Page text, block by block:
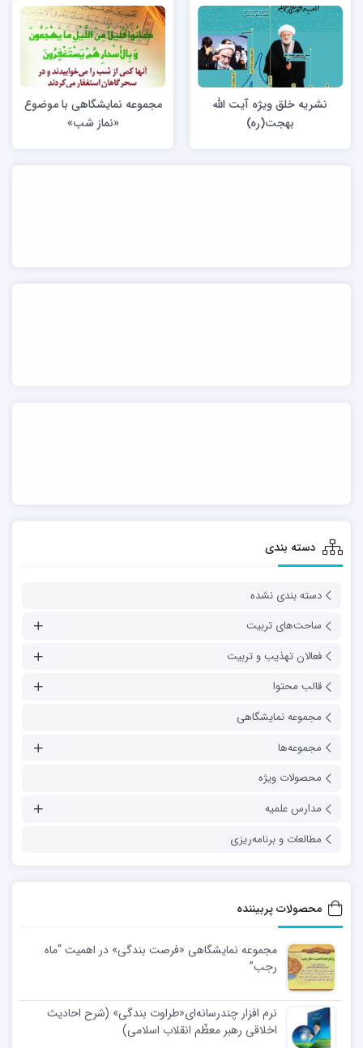
نشریه خلق ویژه آیت الله
بهجت(ره)
مجموعه نمایشگاهی با موضوع
«نماز شب»
دسته بندی
دسته بندی نشده
ساحت‌های تربیت
فعالان تهذیب و تربیت
قالب محتوا
مجموعه نمایشگاهی
مجموعه‌ها
محصولات ویژه
مدارس علمیه
مطالعات و برنامه‌ریزی
محصولات پربیننده
مجموعه نمایشگاهی «فرصت بندگی» در اهمیت “ماه
رجب”
نرم افزار چندرسانه‌ای«طراوت بندگی» (شرح احادیث
اخلاقی رهبر معظّم انقلاب اسلامی)